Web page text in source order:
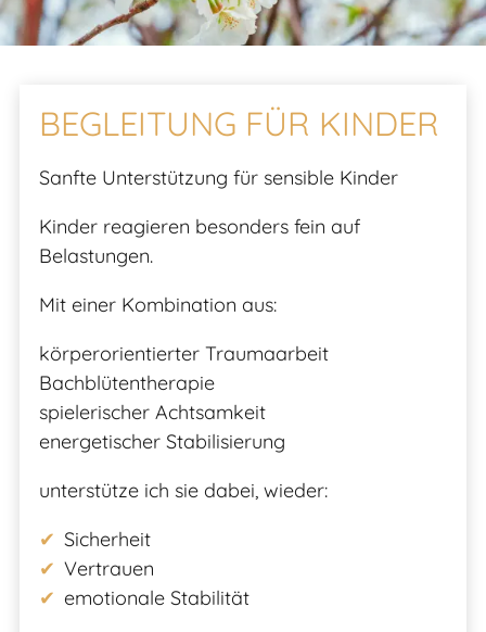
BEGLEITUNG FÜR KINDER
Sanfte Unterstützung für sensible Kinder
Kinder reagieren besonders fein auf
Belastungen.
Mit einer Kombination aus:
körperorientierter Traumaarbeit
Bachblütentherapie
spielerischer Achtsamkeit
energetischer Stabilisierung
unterstütze ich sie dabei, wieder:
Sicherheit
Vertrauen
emotionale Stabilität